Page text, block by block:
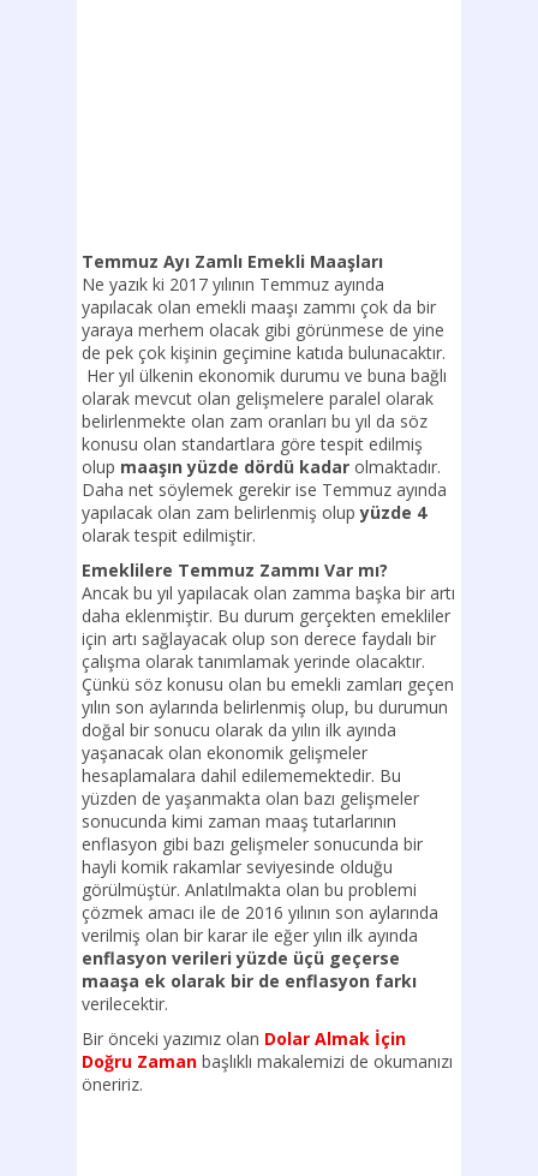
Temmuz Ayı Zamlı Emekli Maaşları
Ne yazık ki 2017 yılının Temmuz ayında
yapılacak olan emekli maaşı zammı çok da bir
yaraya merhem olacak gibi görünmese de yine
de pek çok kişinin geçimine katıda bulunacaktır.
Her yıl ülkenin ekonomik durumu ve buna bağlı
olarak mevcut olan gelişmelere paralel olarak
belirlenmekte olan zam oranları bu yıl da söz
konusu olan standartlara göre tespit edilmiş
olup maaşın yüzde dördü kadar olmaktadır.
Daha net söylemek gerekir ise Temmuz ayında
yapılacak olan zam belirlenmiş olupyüzde 4
olarak tespit edilmiştir.
Emeklilere Temmuz Zammı Var mı?
Ancak bu yıl yapılacak olan zamma başka bir artı
daha eklenmiştir. Bu durum gerçekten emekliler
için artı sağlayacak olup son derece faydalı bir
çalışma olarak tanımlamak yerinde olacaktır.
Çünkü söz konusu olan bu emekli zamları geçen
yılın son aylarında belirlenmiş olup, bu durumun
doğal bir sonucu olarak da yılın ilk ayında
yaşanacak olan ekonomik gelişmeler
hesaplamalara dahil edilememektedir. Bu
yüzden de yaşanmakta olan bazı gelişmeler
sonucunda kimi zaman maaş tutarlarının
enflasyon gibi bazı gelişmeler sonucunda bir
hayli komik rakamlar seviyesinde olduğu
görülmüştür. Anlatılmakta olan bu problemi
çözmek amacı ile de 2016 yılının son aylarında
verilmiş olan bir karar ile eğer yılın ilk ayında
enflasyon verileri yüzde üçü geçerse
maaşa ek olarak bir de enflasyon farkı
verilecektir.
Bir önceki yazımız olan Dolar Almak İçin
Doğru Zaman başlıklı makalemizi de okumanızı
öneririz.